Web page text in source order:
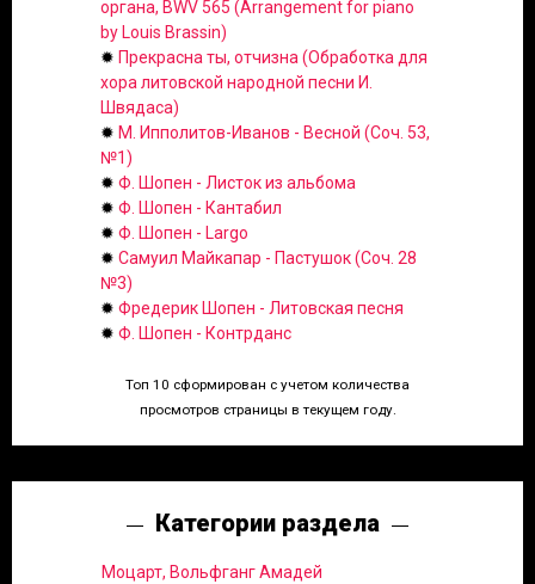
органа, BWV 565 (Arrangement for piano
by Louis Brassin)
✹ Прекрасна ты, отчизна (Обработка для
хора литовской народной песни И.
Швядаса)
✹ М. Ипполитов-Иванов - Весной (Соч. 53,
№1)
✹ Ф. Шопен - Листок из альбома
✹ Ф. Шопен - Кантабил
✹ Ф. Шопен - Largo
✹ Самуил Майкапар - Пастушок (Соч. 28
№3)
✹ Фредерик Шопен - Литовская песня
✹ Ф. Шопен - Контрданс
Топ 10 сформирован с учетом количества
просмотров страницы в текущем году.
Категории раздела
Моцарт, Вольфганг Амадей